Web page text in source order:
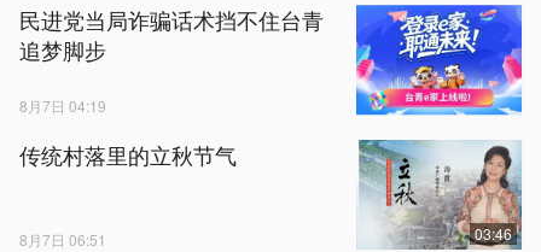
民进党当局诈骗话术挡不住台青
追梦脚步
8月7日 04:19
传统村落里的立秋节气
8月7日 06:51 03:46